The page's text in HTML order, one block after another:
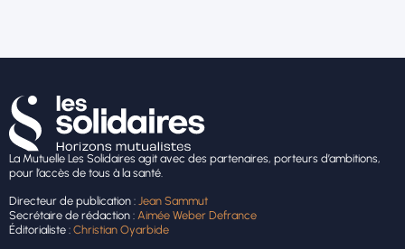
La Mutuelle Les Solidaires agit avec des partenaires, porteurs d’ambitions,
pour l’accès de tous à la santé.
Directeur de publication : Jean Sammut
Secrétaire de rédaction : Aimée Weber Defrance
Éditorialiste : Christian Oyarbide